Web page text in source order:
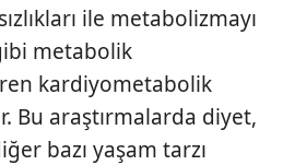
dahilinde kullanılacaktır.
aşağıda yer alan panel
Çerezlere ilişkin detaylı bilgi
Çerez Bilgilendirme
ile metabolizmayı
metabolik
kardiyometabolik
Bu araştırmalarda diyet,
bazı yaşam tarzı